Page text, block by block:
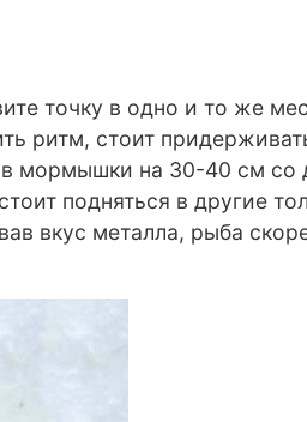
точку в одно и то же
ритм, стоит
мормышки на 30-40 см со
подняться в другие
вкус металла, рыба